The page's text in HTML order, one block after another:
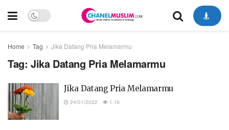
Home Tag Jika Datang Pria Melamarmu
Tag: Jika Datang Pria Melamarmu
Jika Datang Pria Melamarmu
24/01/2022 1.1k